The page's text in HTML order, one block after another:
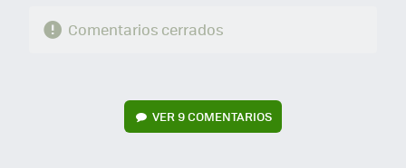
Comentarios cerrados
VER9 COMENTARIOS